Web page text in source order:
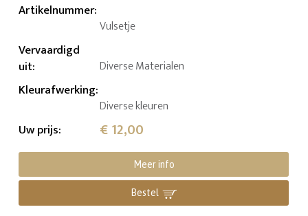
Artikelnummer:
Vulsetje
Vervaardigd
uit: Diverse Materialen
Kleurafwerking:
Diverse kleuren
Uw prijs: € 12,00
Meer info
Bestel